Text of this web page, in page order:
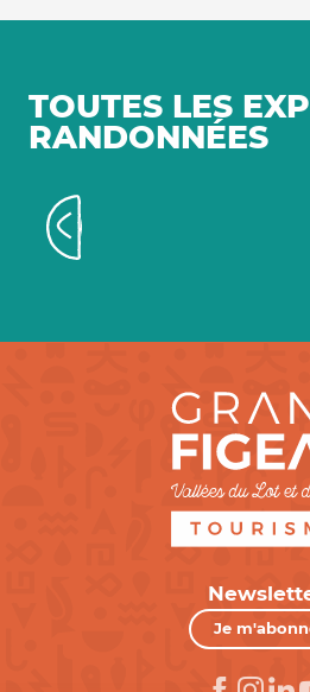
TOUTES LES
RANDONNÉES
Je